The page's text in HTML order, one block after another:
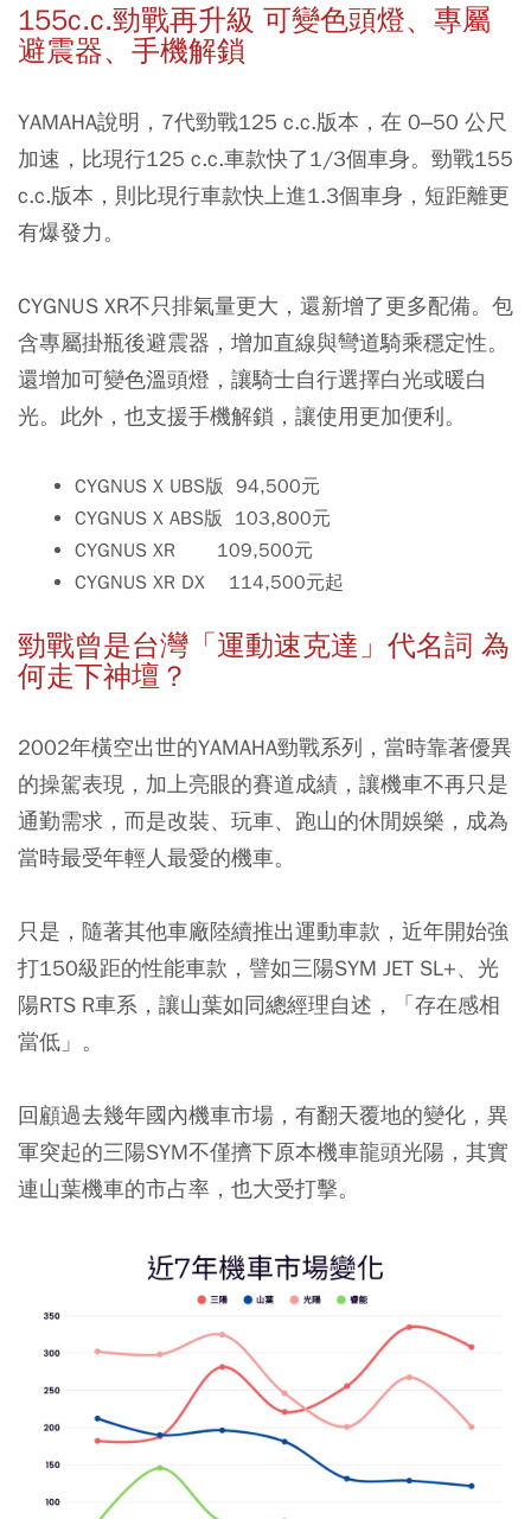
155c.c.勁戰再升級 可變色頭燈、專屬
避震器、手機解鎖
YAMAHA說明，7代勁戰125 c.c.版本，在 0–50 公尺
加速，比現行125 c.c.車款快了1/3個車身。勁戰155
c.c.版本，則比現行車款快上進1.3個車身，短距離更
有爆發力。
CYGNUS XR不只排氣量更大，還新增了更多配備。包
含專屬掛瓶後避震器，增加直線與彎道騎乘穩定性。
還增加可變色溫頭燈，讓騎士自行選擇白光或暖白
光。此外，也支援手機解鎖，讓使用更加便利。
CYGNUS X UBS版 94,500元
CYGNUS X ABS版 103,800元
CYGNUS XR 109,500元
CYGNUS XR DX 114,500元起
勁戰曾是台灣「運動速克達」代名詞 為
何走下神壇？
2002年橫空出世的YAMAHA勁戰系列，當時靠著優異
的操駕表現，加上亮眼的賽道成績，讓機車不再只是
通勤需求，而是改裝、玩車、跑山的休閒娛樂，成為
當時最受年輕人最愛的機車。
只是，隨著其他車廠陸續推出運動車款，近年開始強
打150級距的性能車款，譬如三陽SYM JET SL+、光
陽RTS R車系，讓山葉如同總經理自述，「存在感相
當低」。
回顧過去幾年國內機車市場，有翻天覆地的變化，異
軍突起的三陽SYM不僅擠下原本機車龍頭光陽，其實
連山葉機車的市占率，也大受打擊。